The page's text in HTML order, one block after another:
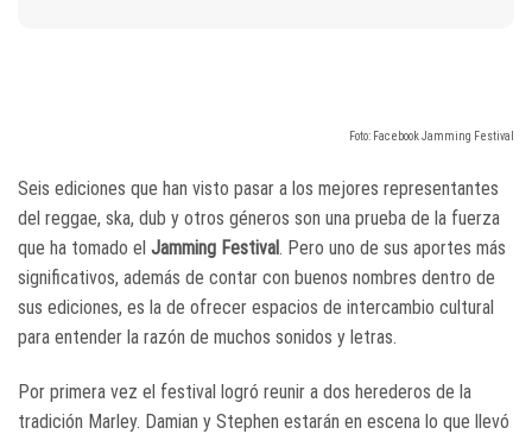
Foto: Facebook Jamming Festival
Seis ediciones que han visto pasar a los mejores representantes
del reggae, ska, dub y otros géneros son una prueba de la fuerza
que ha tomado el Jamming Festival. Pero uno de sus aportes más
significativos, además de contar con buenos nombres dentro de
sus ediciones, es la de ofrecer espacios de intercambio cultural
para entender la razón de muchos sonidos y letras.
Por primera vez el festival logró reunir a dos herederos de la
tradición Marley. Damian y Stephen estarán en escena lo que llevó